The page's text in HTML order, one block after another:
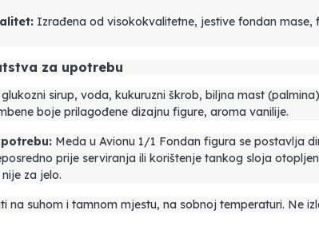
Izrađena od visokokvalitetne, jestive fondan
za upotrebu
glukozni sirup, voda, kukuruzni škrob, biljna mast
boje prilagođene dizajnu figure, aroma vanilije.
Meda u Avionu 1/1 Fondan figura se postavlja
prije serviranja ili korištenje tankog sloja
za jelo.
na suhom i tamnom mjestu, na sobnoj temperaturi. Ne